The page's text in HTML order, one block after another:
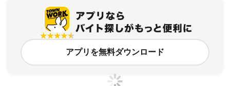
アプリを無料ダウンロード